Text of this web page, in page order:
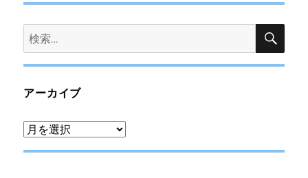
検
索:
検
アーカイブ
ア
ー